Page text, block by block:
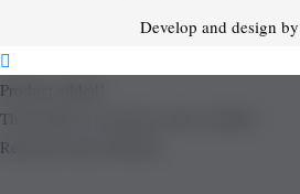
Develop and design
Product added!
The product is already in the wishlist!
Removed from Wishlist